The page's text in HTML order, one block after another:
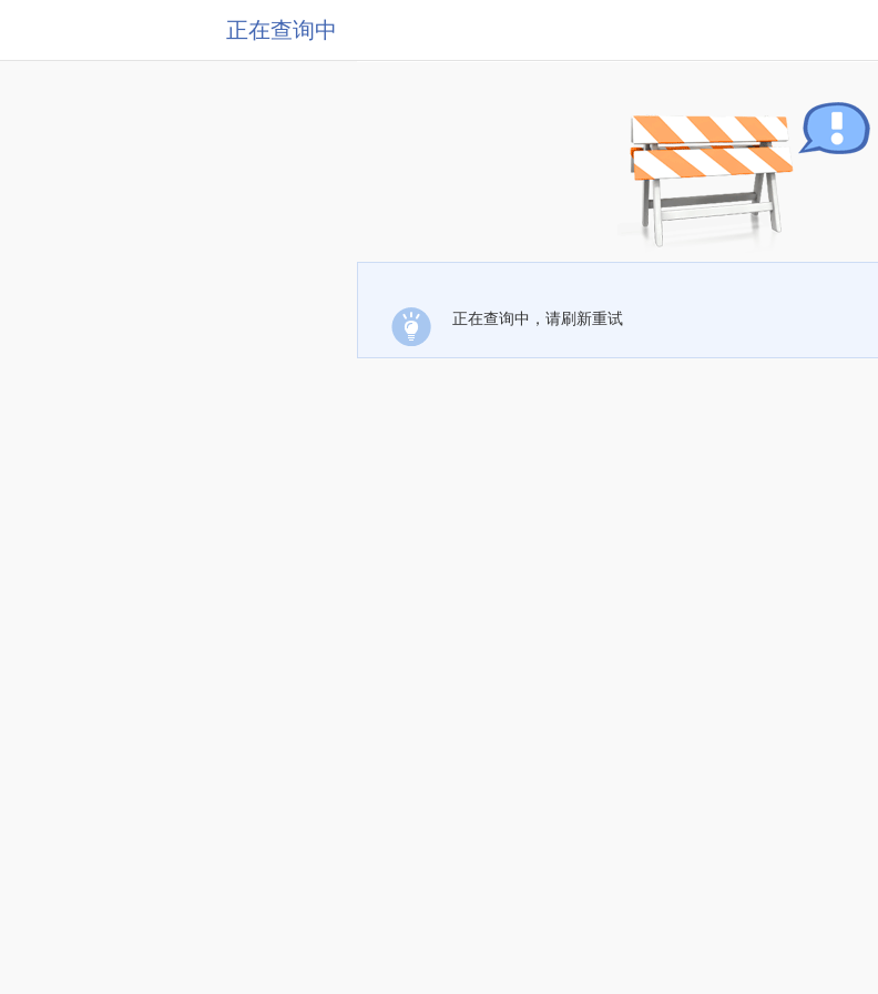
正在查询中
正在查询中，请刷新重试